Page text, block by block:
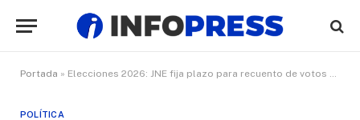
Portada » Elecciones 2026: JNE fija plazo para recuento de votos hasta el 7 de mayo
POLÍTICA